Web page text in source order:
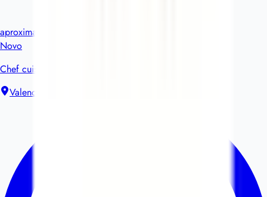
aproximadamente 21 horas
Novo
Chef cuisinier (Restaurant du personnel)
Valence